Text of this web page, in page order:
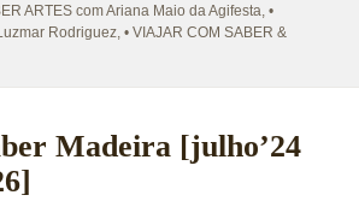
ARTES com Ariana Maio da Agifesta,•
Rodriguez,• VIAJAR COM SABER &
Madeira [julho’24